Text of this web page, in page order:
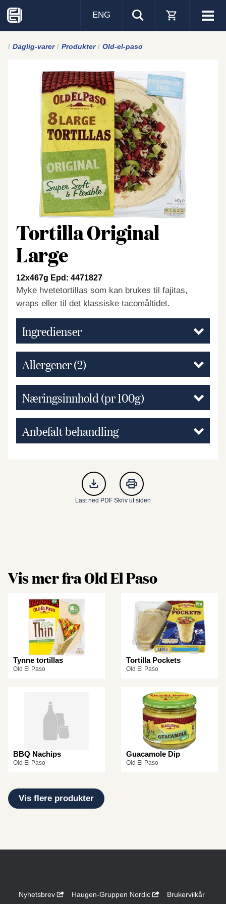
Visa
ENG
Daglig-varer Produkter Old-el-paso
Tortilla Original
Large
12x467g Epd: 4471827
Myke hvetetortillas som kan brukes til fajitas,
wraps eller til det klassiske tacomåltidet.
Ingredienser
Allergener(2)
Næringsinnhold (pr 100g)
Anbefalt behandling
Last ned PDF Skriv ut siden
Vis mer fra Old El Paso
Tynne tortillas
Old El Paso
Tortilla Pockets
Old El Paso
BBQ Nachips
Old El Paso
Guacamole Dip
Old El Paso
Vis flere produkter
Nyhetsbrev Haugen-Gruppen Nordic
Brukervilkår